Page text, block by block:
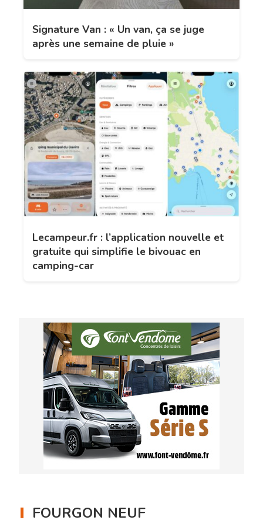
Signature Van : « Un van, ça se juge
après une semaine de pluie »
Lecampeur.fr : l’application nouvelle et
gratuite qui simplifie le bivouac en
camping-car
FOURGON NEUF